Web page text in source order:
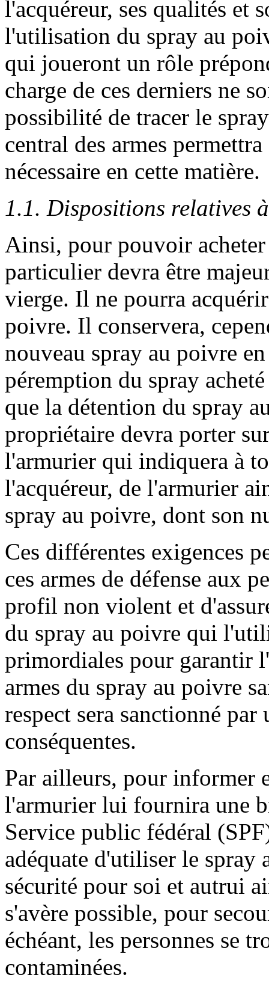
l'acquéreur, ses qualités et
l'utilisation du spray au
qui joueront un rôle
charge de ces derniers ne
possibilité de tracer le
central des armes
nécessaire en cette matière.
1.1. Dispositions relatives
Ainsi, pour pouvoir
particulier devra être
vierge. Il ne pourra
poivre. Il conservera,
nouveau spray au poivre
péremption du spray
que la détention du spray
propriétaire devra porter
l'armurier qui indiquera à
l'acquéreur, de l'armurier
spray au poivre, dont son
Ces différentes exigences
ces armes de défense aux
profil non violent et
du spray au poivre qui
primordiales pour garantir
armes du spray au poivre
respect sera sanctionné par
conséquentes.
Par ailleurs, pour informer
l'armurier lui fournira une
Service public fédéral
adéquate d'utiliser le
sécurité pour soi et autrui
s'avère possible, pour
échéant, les personnes se
contaminées.